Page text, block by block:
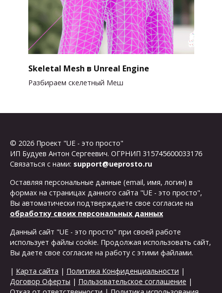
Skeletal Mesh в Unreal Engine
Разбираем скелетный Меш
© 2026 Проект "UE - это просто"
ИП Будуев Антон Сергеевич. ОГРНИП 315745600033176
Связаться с нами: support@ueprosto.ru
Оставляя персональные данные (email, имя, логин) в
формах на страницах данного сайта "UE - это просто",
Вы автоматически подтверждаете свое согласие на
обработку своих персональных данных
Данный сайт "UE - это просто" при своей работе
использует файлы cookie. Продолжая использовать сайт,
Вы даете свое согласие на работу с этими файлами.
| Карта сайта | Политика Конфиденциальности |
Договор Оферты | Пользовательское соглашение |